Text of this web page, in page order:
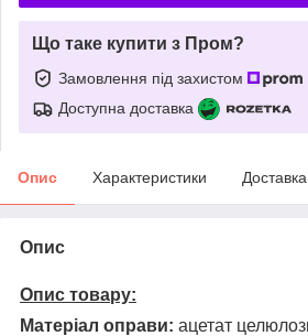
Що таке купити з Пром?
Замовлення під захистом
Доступна доставка
Опис Характеристики Доставка
Опис
Опис товару:
Матеріал оправи: ацетат